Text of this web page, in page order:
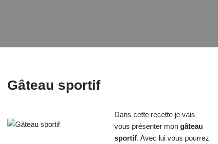
Gâteau sportif
Dans cette recette je vais
vous présenter mon gâteau
sportif. Avec lui vous pourrez